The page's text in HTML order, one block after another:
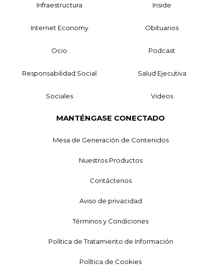
Infraestructura Inside
Internet Economy Obituarios
Ocio Podcast
Responsabilidad Social Salud Ejecutiva
Sociales Videos
MANTÉNGASE CONECTADO
Mesa de Generación de Contenidos
Nuestros Productos
Contáctenos
Aviso de privacidad
Términos y Condiciones
Política de Tratamiento de Información
Política de Cookies